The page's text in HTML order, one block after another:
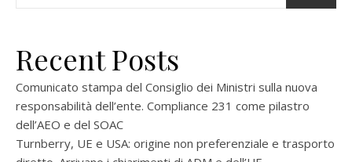
Recent Posts
Comunicato stampa del Consiglio dei Ministri sulla nuova
responsabilità dell’ente. Compliance 231 come pilastro
dell’AEO e del SOAC
Turnberry, UE e USA: origine non preferenziale e trasporto